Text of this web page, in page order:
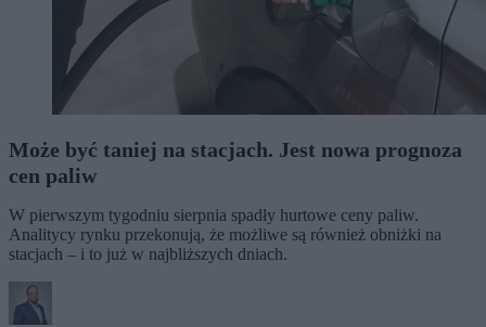
Może być taniej na stacjach. Jest nowa prognoza
cen paliw
W pierwszym tygodniu sierpnia spadły hurtowe ceny paliw.
Analitycy rynku przekonują, że możliwe są również obniżki na
stacjach – i to już w najbliższych dniach.